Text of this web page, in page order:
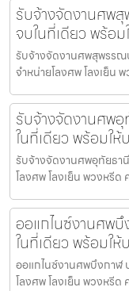
รับจ้างจัดงานศพ
จบในที่เดียว พร้อ
รับจ้างจัดงานศพสุพรร
จำหน่ายโลงศพ โลงเย็น
รับจ้างจัดงานศพ
ในที่เดียว พร้อมใ
รับจ้างจัดงานศพอุทัยธา
โลงศพ โลงเย็น พวงหรีด
ออแกไนซ์งานศพ
ในที่เดียว พร้อมใ
ออแกไนซ์งานศพบึงกาฬ
โลงศพ โลงเย็น พวงหรีด